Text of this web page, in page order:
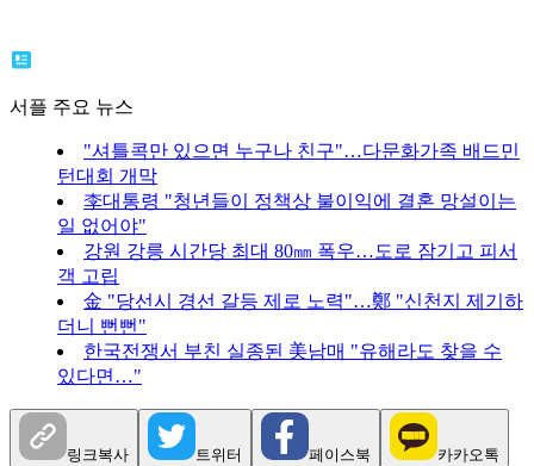
서플 주요 뉴스
"셔틀콕만 있으면 누구나 친구"…다문화가족 배드민
턴대회 개막
李대통령 "청년들이 정책상 불이익에 결혼 망설이는
일 없어야"
강원 강릉 시간당 최대 80㎜ 폭우…도로 잠기고 피서
객 고립
金 "당선시 경선 갈등 제로 노력"…鄭 "신천지 제기하
더니 뻔뻔"
한국전쟁서 부친 실종된 美남매 "유해라도 찾을 수
있다면…"
링크복사 트위터 페이스북 카카오톡